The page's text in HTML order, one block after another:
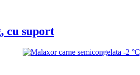
cu suport